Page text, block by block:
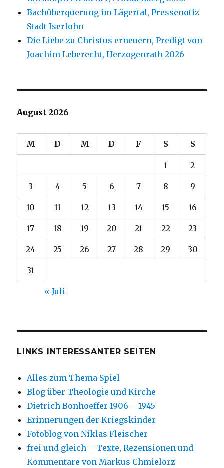
Bachüberquerung im Lägertal, Pressenotiz
Stadt Iserlohn
Die Liebe zu Christus erneuern, Predigt von
Joachim Leberecht, Herzogenrath 2026
August 2026
M D M D F S S
1 2
3 4 5 6 7 8 9
10 11 12 13 14 15 16
17 18 19 20 21 22 23
24 25 26 27 28 29 30
31
« Juli
LINKS INTERESSANTER SEITEN
Alles zum Thema Spiel
Blog über Theologie und Kirche
Dietrich Bonhoeffer 1906 – 1945
Erinnerungen der Kriegskinder
Fotoblog von Niklas Fleischer
frei und gleich – Texte, Rezensionen und
Kommentare von Markus Chmielorz